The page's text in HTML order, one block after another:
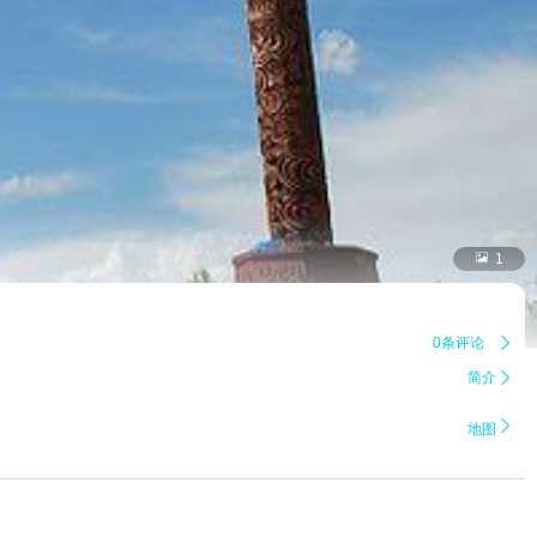
 1
0条评论 
简介 
地图 